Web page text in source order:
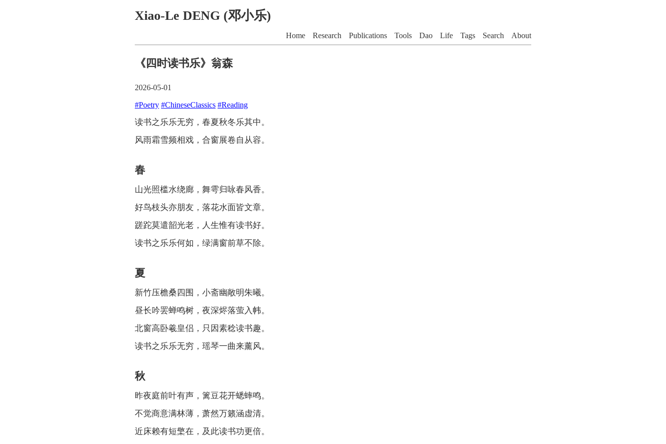
Xiao-Le DENG (邓小乐)
Home Research Publications Tools Dao Life Tags Search About
《四时读书乐》翁森
2026-05-01
#Poetry #ChineseClassics #Reading
读书之乐乐无穷，春夏秋冬乐其中。
风雨霜雪频相戏，合窗展卷自从容。
春
山光照槛水绕廊，舞雩归咏春风香。
好鸟枝头亦朋友，落花水面皆文章。
蹉跎莫遣韶光老，人生惟有读书好。
读书之乐乐何如，绿满窗前草不除。
夏
新竹压檐桑四围，小斋幽敞明朱曦。
昼长吟罢蝉鸣树，夜深烬落萤入帏。
北窗高卧羲皇侣，只因素稔读书趣。
读书之乐乐无穷，瑶琴一曲来薰风。
秋
昨夜庭前叶有声，篱豆花开蟋蟀鸣。
不觉商意满林薄，萧然万籁涵虚清。
近床赖有短檠在，及此读书功更倍。